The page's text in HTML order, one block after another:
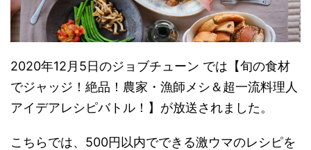
2020年12月5日のジョブチューン では【旬の食材
でジャッジ！絶品！農家・漁師メシ＆超一流料理人
アイデアレシピバトル！】が放送されました。
こちらでは、500円以内でできる激ウマのレシピを